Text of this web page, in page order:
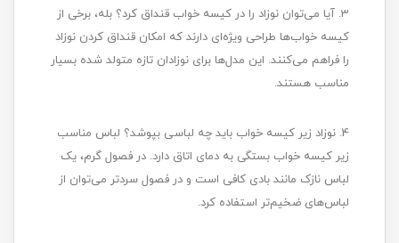
3. آیا می‌توان نوزاد را در کیسه خواب قنداق کرد؟ بله، برخی از
کیسه خواب‌ها طراحی ویژه‌ای دارند که امکان قنداق کردن نوزاد
را فراهم می‌کنند. این مدل‌ها برای نوزادان تازه متولد شده بسیار
مناسب هستند.
4. نوزاد زیر کیسه خواب باید چه لباسی بپوشد؟ لباس مناسب
زیر کیسه خواب بستگی به دمای اتاق دارد. در فصول گرم، یک
لباس نازک مانند بادی کافی است و در فصول سردتر می‌توان از
لباس‌های ضخیم‌تر استفاده کرد.